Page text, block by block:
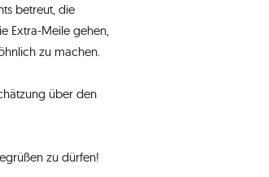
betreut, die
Extra-Meile gehen,
zu machen.
über den
zu dürfen!